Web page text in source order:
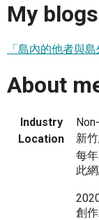
My blogs
「島內的他者與
About
Industry
Location
新
每
此
創